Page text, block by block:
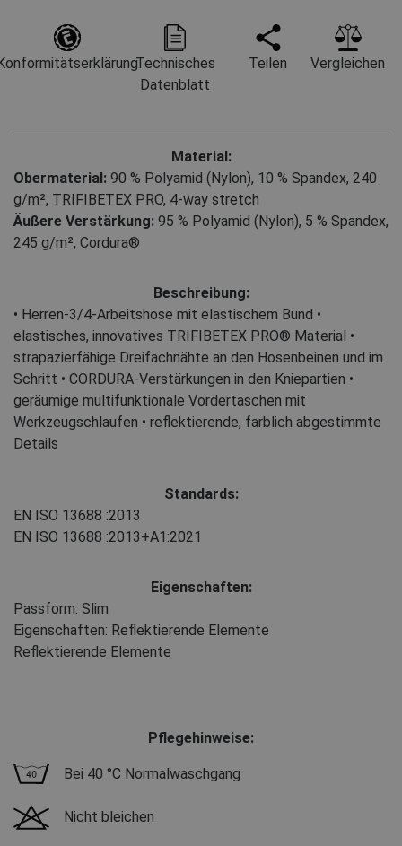
Technisches
Datenblatt
Teilen Vergleichen
Material:
Obermaterial: 90 % Polyamid (Nylon), 10 % Spandex, 240
g/m², TRIFIBETEX PRO, 4-way stretch
Äußere Verstärkung: 95 % Polyamid (Nylon), 5 % Spandex,
245 g/m², Cordura®
Beschreibung:
• Herren-3/4-Arbeitshose mit elastischem Bund •
elastisches, innovatives TRIFIBETEX PRO® Material •
strapazierfähige Dreifachnähte an den Hosenbeinen und im
Schritt • CORDURA-Verstärkungen in den Kniepartien •
geräumige multifunktionale Vordertaschen mit
Werkzeugschlaufen • reflektierende, farblich abgestimmte
Details
Standards:
EN ISO 13688 :2013
EN ISO 13688 :2013+A1:2021
Eigenschaften:
Passform: Slim
Eigenschaften: Reflektierende Elemente
Reflektierende Elemente
Pflegehinweise:
Bei 40 °C Normalwaschgang
Nicht bleichen